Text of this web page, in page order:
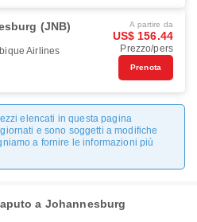
(JNB)
Airlines
A partire da
US$ 156.44
Prezzo/pers
Prenota
elencati in questa pagina
e sono soggetti a modifiche
a fornire le informazioni più
a Johannesburg